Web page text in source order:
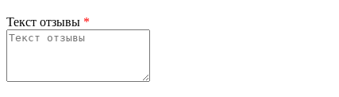
Текст отзывы *